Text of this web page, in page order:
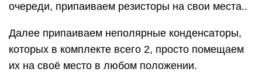
очереди, припаиваем резисторы на свои места..
Далее припаиваем неполярные конденсаторы,
которых в комплекте всего 2, просто помещаем
их на своё место в любом положении.